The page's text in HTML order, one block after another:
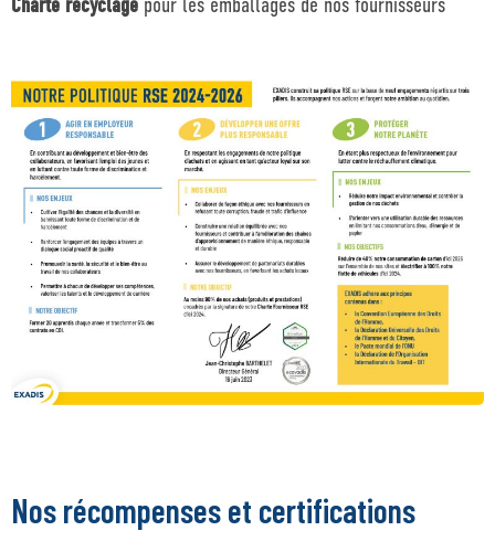
Nos récompenses et certifications